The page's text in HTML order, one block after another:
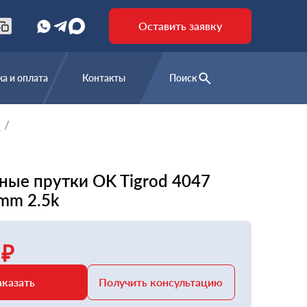
Оставить заявку
и оплата Контакты Поиск
прутки OK Tigrod 4047
2.5k
Получить консультацию